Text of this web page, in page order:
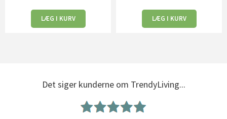
LÆG I KURV LÆG I KURV
Det siger kunderne om TrendyLiving...